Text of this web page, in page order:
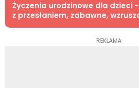
Życzenia urodzinowe dla dzieci
z przesłaniem, zabawne,
REKLAMA